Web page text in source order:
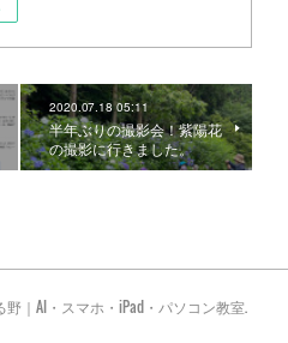
2020.07.18 05:11
半年ぶりの撮影会！紫陽花
の撮影に行きました。
｜AI・スマホ・iPad・パソコン教室.